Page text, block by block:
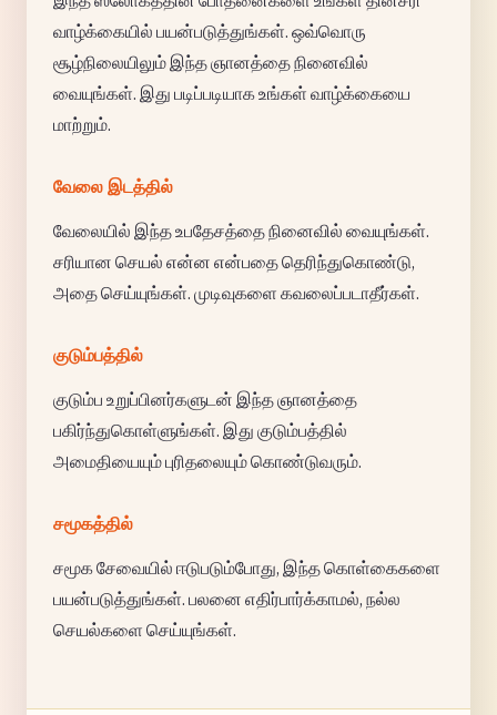
வாழ்க்கையில் பயன்படுத்துங்கள். ஒவ்வொரு
சூழ்நிலையிலும் இந்த ஞானத்தை நினைவில்
வையுங்கள். இது படிப்படியாக உங்கள் வாழ்க்கையை
மாற்றும்.
வேலை இடத்தில்
வேலையில் இந்த உபதேசத்தை நினைவில் வையுங்கள்.
சரியான செயல் என்ன என்பதை தெரிந்துகொண்டு,
அதை செய்யுங்கள். முடிவுகளை கவலைப்படாதீர்கள்.
குடும்பத்தில்
குடும்ப உறுப்பினர்களுடன் இந்த ஞானத்தை
பகிர்ந்துகொள்ளுங்கள். இது குடும்பத்தில்
அமைதியையும் புரிதலையும் கொண்டுவரும்.
சமூகத்தில்
சமூக சேவையில் ஈடுபடும்போது, இந்த கொள்கைகளை
பயன்படுத்துங்கள். பலனை எதிர்பார்க்காமல், நல்ல
செயல்களை செய்யுங்கள்.